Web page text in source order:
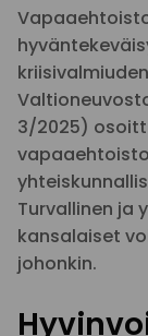
3/2025)
Turvallinen ja
kansalaiset
johonkin.